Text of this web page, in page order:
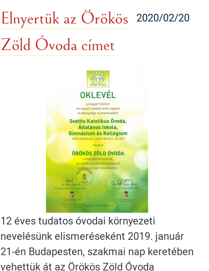
2020/02/20
Elnyertük az Örökös
Zöld Óvoda címet
12 éves tudatos óvodai környezeti
nevelésünk elismeréseként 2019. január
21-én Budapesten, szakmai nap keretében
vehettük át az Örökös Zöld Óvoda